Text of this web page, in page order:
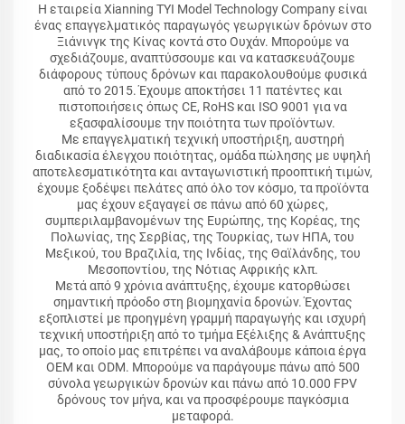
Η εταιρεία Xianning TYI Model Technology Company είναι
ένας επαγγελματικός παραγωγός γεωργικών δρόνων στο
Ξιάνινγκ της Κίνας κοντά στο Ουχάν. Μπορούμε να
σχεδιάζουμε, αναπτύσσουμε και να κατασκευάζουμε
διάφορους τύπους δρόνων και παρακολουθούμε φυσικά
από το 2015. Έχουμε αποκτήσει 11 πατέντες και
πιστοποιήσεις όπως CE, RoHS και ISO 9001 για να
εξασφαλίσουμε την ποιότητα των προϊόντων.
Με επαγγελματική τεχνική υποστήριξη, αυστηρή
διαδικασία έλεγχου ποιότητας, ομάδα πώλησης με υψηλή
αποτελεσματικότητα και ανταγωνιστική προοπτική τιμών,
έχουμε ξοδέψει πελάτες από όλο τον κόσμο, τα προϊόντα
μας έχουν εξαγαγεί σε πάνω από 60 χώρες,
συμπεριλαμβανομένων της Ευρώπης, της Κορέας, της
Πολωνίας, της Σερβίας, της Τουρκίας, των ΗΠΑ, του
Μεξικού, του Βραζιλία, της Ινδίας, της Θαϊλάνδης, του
Μεσοποντίου, της Νότιας Αφρικής κλπ.
Μετά από 9 χρόνια ανάπτυξης, έχουμε κατορθώσει
σημαντική πρόοδο στη βιομηχανία δρονών. Έχοντας
εξοπλιστεί με προηγμένη γραμμή παραγωγής και ισχυρή
τεχνική υποστήριξη από το τμήμα Εξέλιξης & Ανάπτυξης
μας, το οποίο μας επιτρέπει να αναλάβουμε κάποια έργα
OEM και ODM. Μπορούμε να παράγουμε πάνω από 500
σύνολα γεωργικών δρονών και πάνω από 10.000 FPV
δρόνους τον μήνα, και να προσφέρουμε παγκόσμια
μεταφορά.